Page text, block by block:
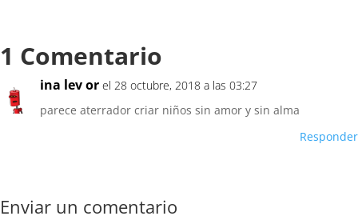
1 Comentario
ina lev or el 28 octubre, 2018 a las 03:27
parece aterrador criar niños sin amor y sin alma
Responder
Enviar un comentario